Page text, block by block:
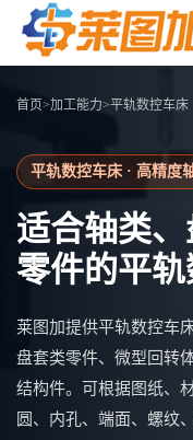
首页>加工能力>平轨数控车床
平轨数控车床 · 高精度
适合轴类
零件的平
莱图加提供平轨数控车
盘套类零件、微型回转
结构件。可根据图纸、
圆、内孔、端面、螺纹